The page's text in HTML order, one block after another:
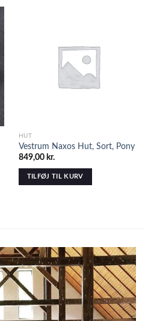
HUT
Vestrum Naxos Hut, Sort, Pony
849,00 kr.
TILFØJ TIL KURV